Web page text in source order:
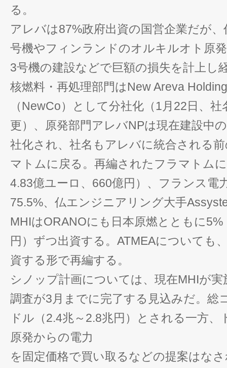
る。
アレバは87%政府出資の国営企業だが
号機やフィンランドのオルキルオト原発
3号機の建設などで巨額の損失を計上し
核燃料・再処理部門はNew Areva
（NewCo）として分社化（1月22日、
更）、原発部門アレバNPは現在建設中
社化され、社名もアレバに統合される
マトムに戻る。再編されたフラマトム
4.83億ユーロ、660億円）、フランス電
75.5%、仏エンジニアリング大手
MHIはORANOにも日本原燃とともに
円）ずつ出資する。ATMEAについても
資する形で再編する。
シノップ計画については、現在MHIが
調査が3月までに完了する見込みだ。総
ドル（2.4兆～2.8兆円）とされる一方
原発からの電力
を固定価格で買い取るなどの提案はな